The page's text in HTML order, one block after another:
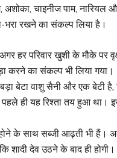
अशोका, चाइनीज पाम,
भरा रखने का संकल्प लिया है।
हर परिवार खुशी के मौके पर
करने का संकल्प भी लिया गया।
बेटा वाशु सैनी और एक बेटी है,
ही यह रिश्ता तय हुआ था।
के साथ सब्जी आढ़ती भी हैं।
शादी देव उठने के बाद ही होगी।